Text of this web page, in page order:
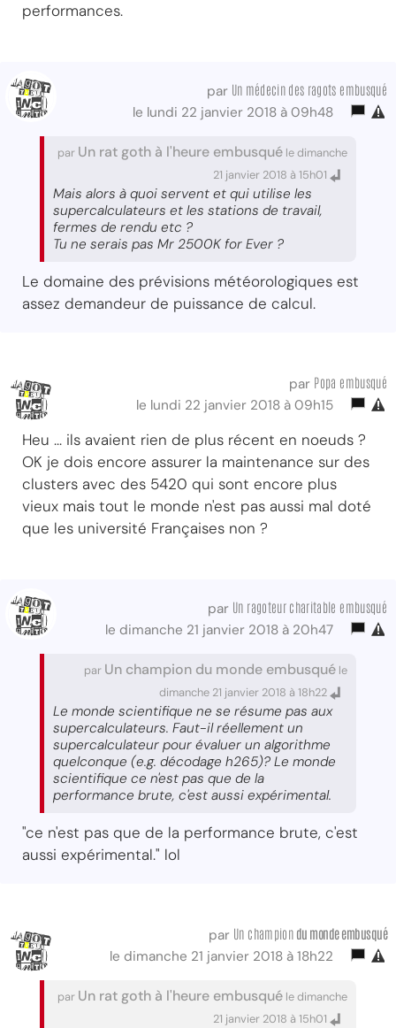
performances.
par Un médecin des ragots embusqué
le lundi 22 janvier 2018 à 09h48
par Un rat goth à l'heure embusqué le dimanche
21 janvier 2018 à 15h01
Mais alors à quoi servent et qui utilise les
supercalculateurs et les stations de travail,
fermes de rendu etc ?
Tu ne serais pas Mr 2500K for Ever ?
Le domaine des prévisions météorologiques est
assez demandeur de puissance de calcul.
par Popa embusqué
le lundi 22 janvier 2018 à 09h15
Heu ... ils avaient rien de plus récent en noeuds ?
OK je dois encore assurer la maintenance sur des
clusters avec des 5420 qui sont encore plus
vieux mais tout le monde n'est pas aussi mal doté
que les université Françaises non ?
par Un ragoteur charitable embusqué
le dimanche 21 janvier 2018 à 20h47
par Un champion du monde embusqué le
dimanche 21 janvier 2018 à 18h22
Le monde scientifique ne se résume pas aux
supercalculateurs. Faut-il réellement un
supercalculateur pour évaluer un algorithme
quelconque (e.g. décodage h265)? Le monde
scientifique ce n'est pas que de la
performance brute, c'est aussi expérimental.
"ce n'est pas que de la performance brute, c'est
aussi expérimental." lol
par Un champion du monde embusqué
le dimanche 21 janvier 2018 à 18h22
par Un rat goth à l'heure embusqué le dimanche
21 janvier 2018 à 15h01